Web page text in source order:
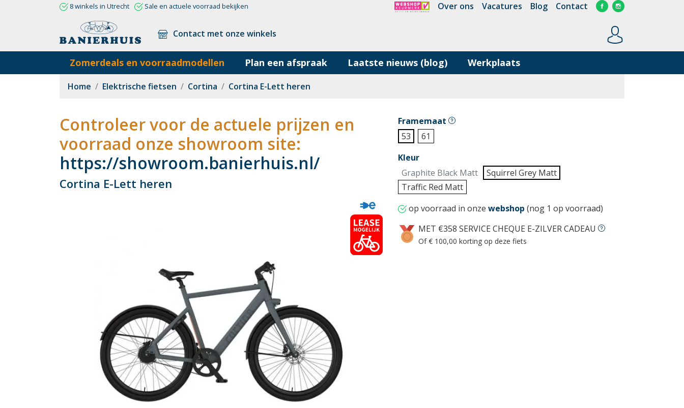
8 winkels in Utrecht Sale en actuele voorraad bekijken Over ons Vacatures Blog Contact
Contact met onze winkels
Zomerdeals en voorraadmodellen Plan een afspraak Laatste nieuws (blog) Werkplaats
Home Elektrische fietsen Cortina Cortina E-Lett heren
Controleer voor de actuele prijzen en
voorraad onze showroom site:
https://showroom.banierhuis.nl/
Cortina E-Lett heren
Framemaat
53
61
Kleur
Graphite Black Matt
Squirrel Grey Matt
Traffic Red Matt
op voorraad in onze webshop (nog 1 op voorraad)
MET €358 SERVICE CHEQUE E-ZILVER CADEAU
Of € 100,00 korting op deze fiets